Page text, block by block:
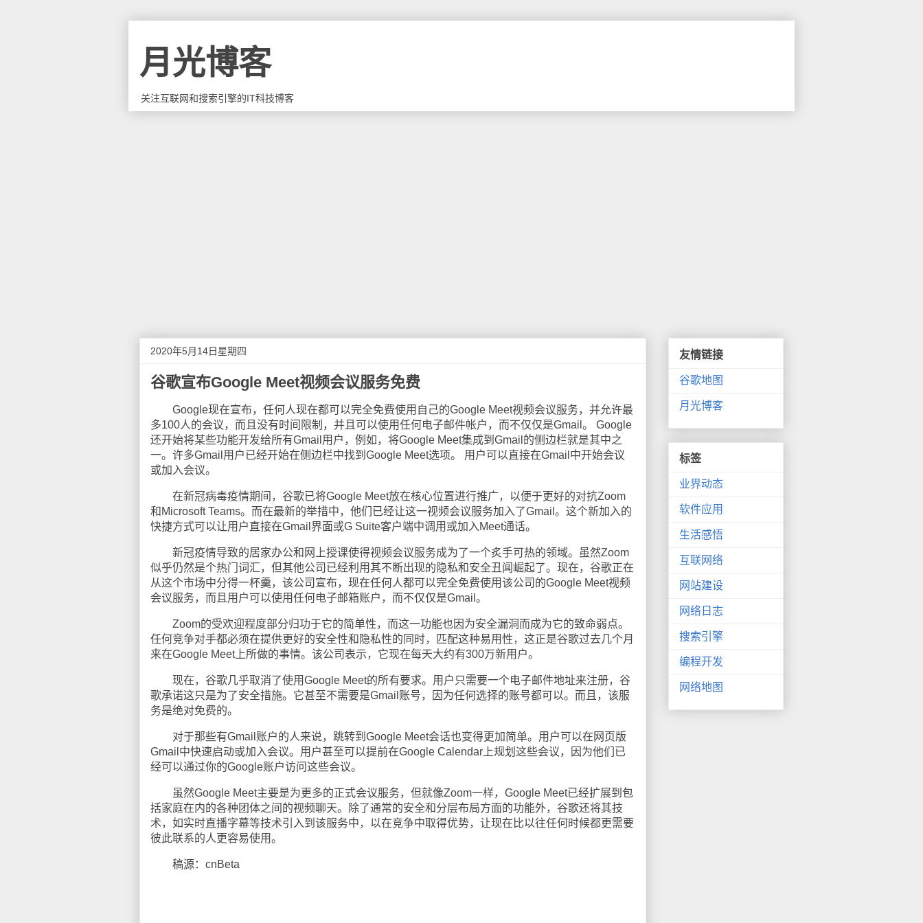
月光博客
关注互联网和搜索引擎的IT科技博客
2020年5月14日星期四
谷歌宣布Google Meet视频会议服务免费
Google现在宣布，任何人现在都可以完全免费使用自己的Google Meet视频会议服务，并允许最
多100人的会议，而且没有时间限制，并且可以使用任何电子邮件帐户，而不仅仅是Gmail。 Google
还开始将某些功能开发给所有Gmail用户，例如，将Google Meet集成到Gmail的侧边栏就是其中之
一。许多Gmail用户已经开始在侧边栏中找到Google Meet选项。 用户可以直接在Gmail中开始会议
或加入会议。
在新冠病毒疫情期间，谷歌已将Google Meet放在核心位置进行推广，以便于更好的对抗Zoom
和Microsoft Teams。而在最新的举措中，他们已经让这一视频会议服务加入了Gmail。这个新加入的
快捷方式可以让用户直接在Gmail界面或G Suite客户端中调用或加入Meet通话。
新冠疫情导致的居家办公和网上授课使得视频会议服务成为了一个炙手可热的领域。虽然Zoom
似乎仍然是个热门词汇，但其他公司已经利用其不断出现的隐私和安全丑闻崛起了。现在，谷歌正在
从这个市场中分得一杯羹，该公司宣布，现在任何人都可以完全免费使用该公司的Google Meet视频
会议服务，而且用户可以使用任何电子邮箱账户，而不仅仅是Gmail。
Zoom的受欢迎程度部分归功于它的简单性，而这一功能也因为安全漏洞而成为它的致命弱点。
任何竞争对手都必须在提供更好的安全性和隐私性的同时，匹配这种易用性，这正是谷歌过去几个月
来在Google Meet上所做的事情。该公司表示，它现在每天大约有300万新用户。
现在，谷歌几乎取消了使用Google Meet的所有要求。用户只需要一个电子邮件地址来注册，谷
歌承诺这只是为了安全措施。它甚至不需要是Gmail账号，因为任何选择的账号都可以。而且，该服
务是绝对免费的。
对于那些有Gmail账户的人来说，跳转到Google Meet会话也变得更加简单。用户可以在网页版
Gmail中快速启动或加入会议。用户甚至可以提前在Google Calendar上规划这些会议，因为他们已
经可以通过你的Google账户访问这些会议。
虽然Google Meet主要是为更多的正式会议服务，但就像Zoom一样，Google Meet已经扩展到包
括家庭在内的各种团体之间的视频聊天。除了通常的安全和分层布局方面的功能外，谷歌还将其技
术，如实时直播字幕等技术引入到该服务中，以在竞争中取得优势，让现在比以往任何时候都更需要
彼此联系的人更容易使用。
稿源：cnBeta
友情链接
谷歌地图
月光博客
标签
业界动态
软件应用
生活感悟
互联网络
网站建设
网络日志
搜索引擎
编程开发
网络地图